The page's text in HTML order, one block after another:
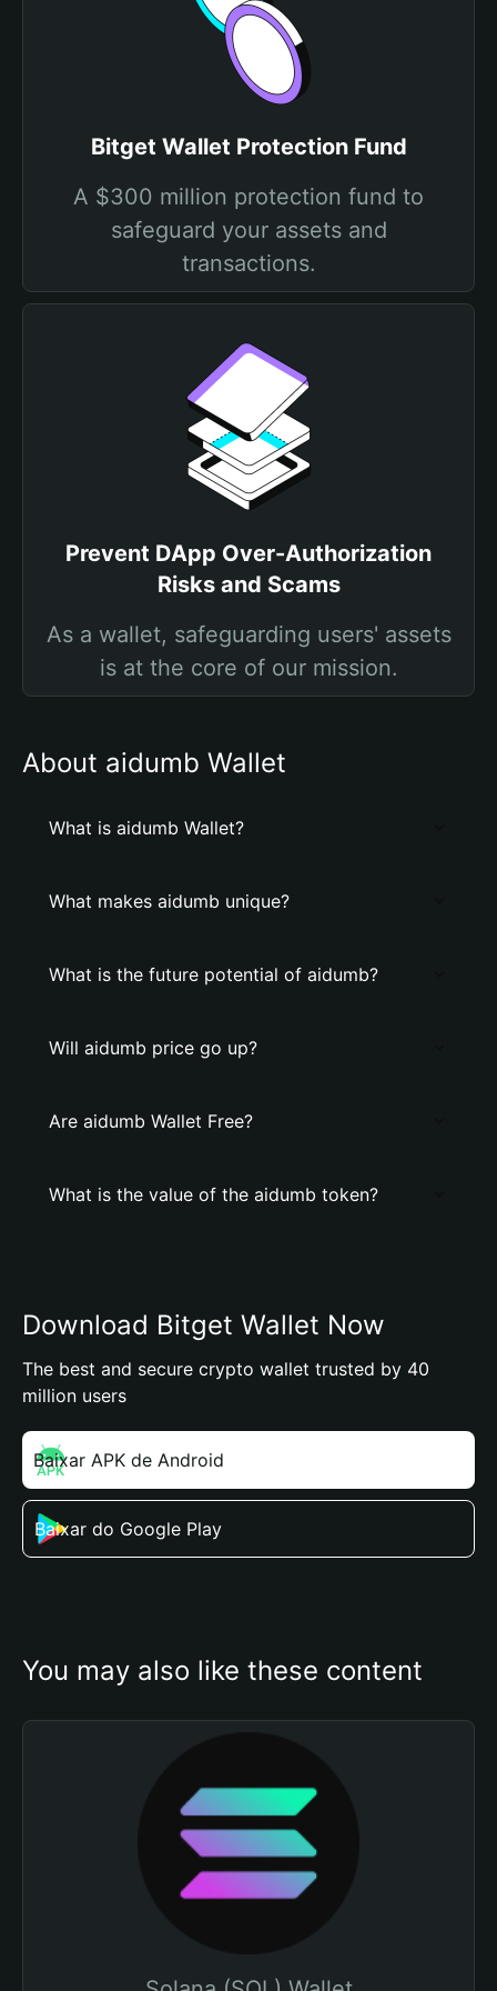
Bitget Wallet Protection Fund
A $300 million protection fund to
safeguard your assets and
transactions.
Prevent DApp Over-Authorization
Risks and Scams
As a wallet, safeguarding users' assets
is at the core of our mission.
About aidumb Wallet
What is aidumb Wallet?
What makes aidumb unique?
What is the future potential of aidumb?
Will aidumb price go up?
Are aidumb Wallet Free?
What is the value of the aidumb token?
Download Bitget Wallet Now
The best and secure crypto wallet trusted by 40
million users
Baixar APK de Android
Baixar do Google Play
You may also like these content